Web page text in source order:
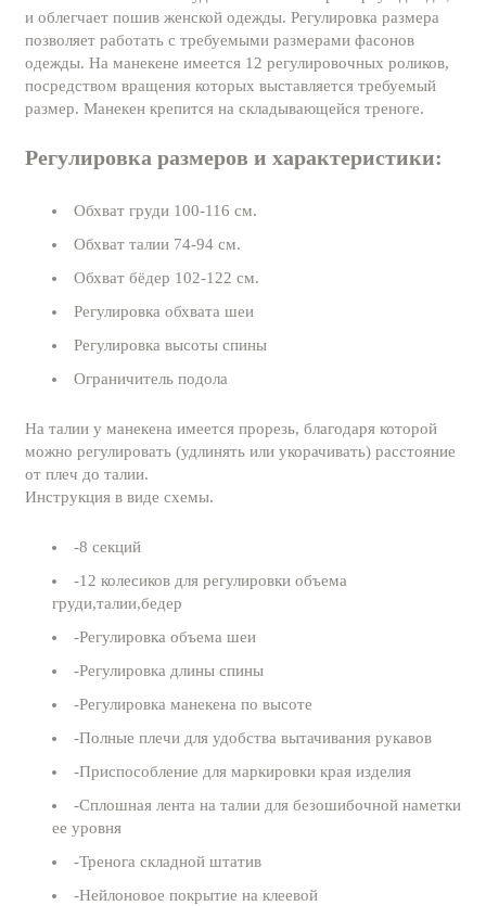
и облегчает пошив женской одежды. Регулировка размера
позволяет работать с требуемыми размерами фасонов
одежды. На манекене имеется 12 регулировочных роликов,
посредством вращения которых выставляется требуемый
размер. Манекен крепится на складывающейся треноге.
Регулировка размеров и характеристики:
Обхват груди 100-116 см.
Обхват талии 74-94 см.
Обхват бёдер 102-122 см.
Регулировка обхвата шеи
Регулировка высоты спины
Ограничитель подола
На талии у манекена имеется прорезь, благодаря которой
можно регулировать (удлинять или укорачивать) расстояние
от плеч до талии.
Инструкция в виде схемы.
-8 секций
-12 колесиков для регулировки объема
груди,талии,бедер
-Регулировка объема шеи
-Регулировка длины спины
-Регулировка манекена по высоте
-Полные плечи для удобства вытачивания рукавов
-Приспособление для маркировки края изделия
-Сплошная лента на талии для безошибочной наметки
ее уровня
-Тренога складной штатив
-Нейлоновое покрытие на клеевой